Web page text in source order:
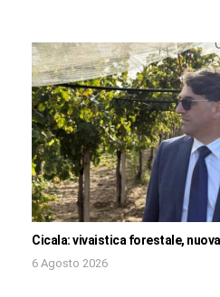
Cicala: vivaistica forestale,
6 Agosto 2026